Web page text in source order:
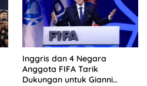
Inggris dan 4 Negara
Anggota FIFA Tarik
Dukungan untuk Gianni